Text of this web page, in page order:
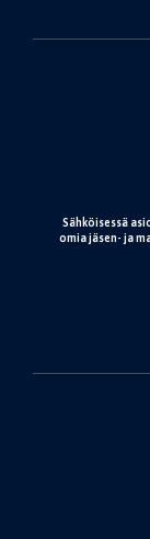
Sähköisessä
omia jäsen- ja